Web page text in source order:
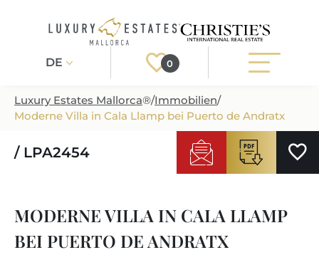
DE 0
Registrieren Login
BAUPROJEKTE
SERVICE
UNSER SERVICE
ÜBER UNS
Luxury Estates Mallorca®/Immobilien/
Moderne Villa in Cala Llamp bei Puerto de Andratx
/ LPA2454
MODERNE VILLA IN CALA LLAMP
BEI PUERTO DE ANDRATX